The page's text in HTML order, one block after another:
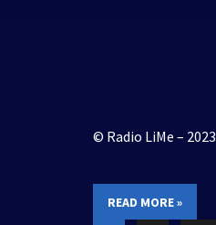
© Radio LiMe – 2023
READ MORE »